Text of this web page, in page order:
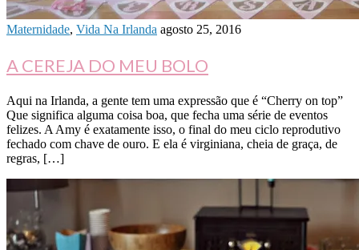
Maternidade, Vida Na Irlanda agosto 25, 2016
A CEREJA DO MEU BOLO
Aqui na Irlanda, a gente tem uma expressão que é “Cherry on top”
Que significa alguma coisa boa, que fecha uma série de eventos
felizes. A Amy é exatamente isso, o final do meu ciclo reprodutivo
fechado com chave de ouro. E ela é virginiana, cheia de graça, de
regras, […]